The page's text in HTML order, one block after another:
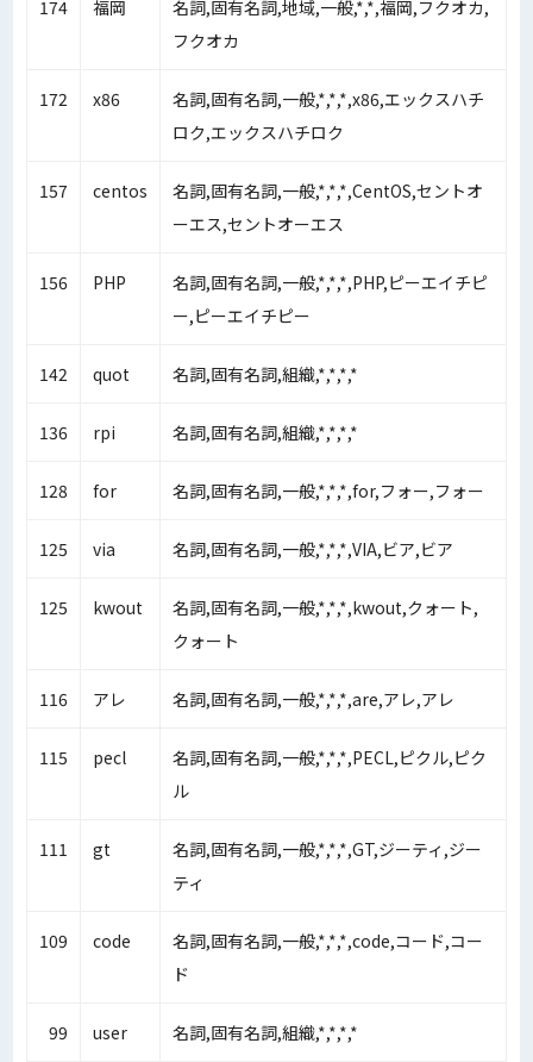
174 福岡
名詞,固有名詞,地域,一般,*,*,福岡,フクオカ,
フクオカ
172 x86
名詞,固有名詞,一般,*,*,*,x86,エックスハチ
ロク,エックスハチロク
157 centos
名詞,固有名詞,一般,*,*,*,CentOS,セントオ
ーエス,セントオーエス
156 PHP
名詞,固有名詞,一般,*,*,*,PHP,ピーエイチピ
ー,ピーエイチピー
142 quot 名詞,固有名詞,組織,*,*,*,*
136 rpi 名詞,固有名詞,組織,*,*,*,*
128 for 名詞,固有名詞,一般,*,*,*,for,フォー,フォー
125 via 名詞,固有名詞,一般,*,*,*,VIA,ビア,ビア
125 kwout
名詞,固有名詞,一般,*,*,*,kwout,クォート,
クォート
116 アレ 名詞,固有名詞,一般,*,*,*,are,アレ,アレ
115 pecl
名詞,固有名詞,一般,*,*,*,PECL,ピクル,ピク
ル
111 gt
名詞,固有名詞,一般,*,*,*,GT,ジーティ,ジー
ティ
109 code
名詞,固有名詞,一般,*,*,*,code,コード,コー
ド
99 user 名詞,固有名詞,組織,*,*,*,*